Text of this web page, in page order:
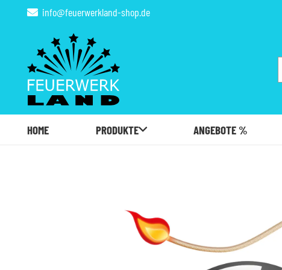
info@feuerwerkland-shop.de
HOME PRODUKTE ANGEBOTE %